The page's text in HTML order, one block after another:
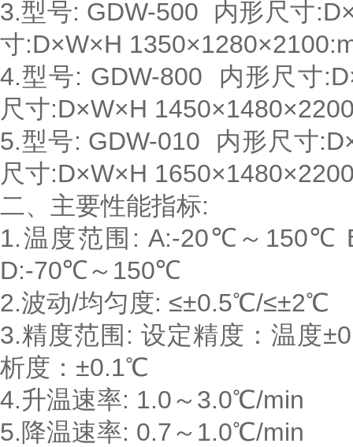
3.型号: GDW-500 内形尺寸
寸:D×W×H
4.型号: GDW-800 内形尺寸
尺寸:D×W×H
5.型号: GDW-010 内形尺寸
尺寸:D×W×H
二、主要性能指标:
1.温度范围: A:-20℃～
D:-70℃～150℃
2.波动/均匀度: ≤±0.5℃/≤±2℃
3.精度范围: 设定精度：温度
析度：±0.1℃
4.升温速率: 1.0～3.0℃/min
5.降温速率: 0.7～1.0℃/min